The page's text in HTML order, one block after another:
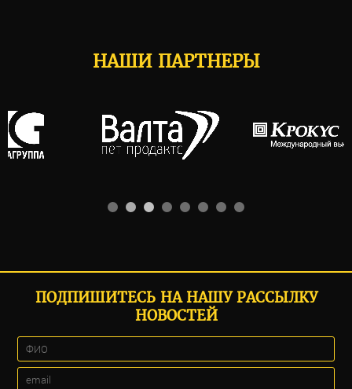
НАШИ ПАРТНЕРЫ
ПОДПИШИТЕСЬ НА НАШУ РАССЫЛКУ
НОВОСТЕЙ